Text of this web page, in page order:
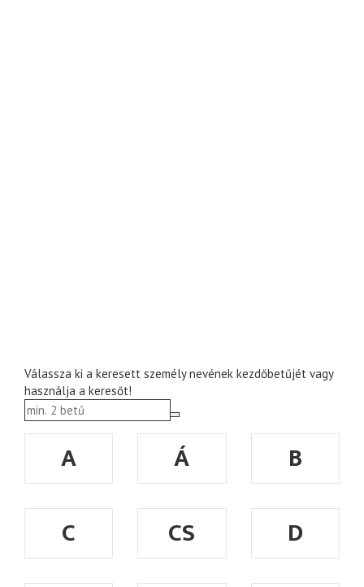
Válassza ki a keresett személy nevének kezdőbetűjét vagy
használja a keresőt!
A Á
B
C
CS
D